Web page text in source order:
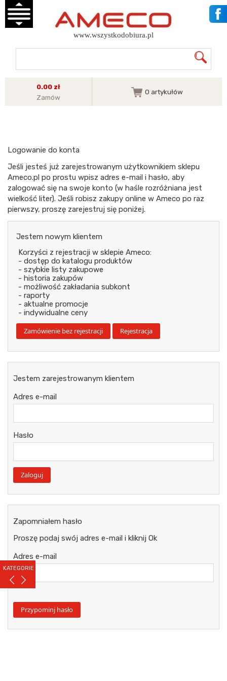
KATEGORIE
www.wszystkodobiura.pl
0.00 zł
Zamów
0 artykułów
Logowanie do konta
Jeśli jesteś już zarejestrowanym użytkownikiem sklepu
Ameco.pl po prostu wpisz adres e-mail i hasło, aby
zalogować się na swoje konto (w haśle rozróżniana jest
wielkość liter). Jeśli robisz zakupy online w Ameco po raz
pierwszy, proszę zarejestruj się poniżej.
Jestem nowym klientem
Korzyści z rejestracji w sklepie Ameco:
- dostęp do katalogu produktów
- szybkie listy zakupowe
- historia zakupów
- możliwość zakładania subkont
- raporty
- aktualne promocje
- indywidualne ceny
Jestem zarejestrowanym klientem
Adres e-mail
Hasło
Zapomniałem hasło
Proszę podaj swój adres e-mail i kliknij Ok
Adres e-mail